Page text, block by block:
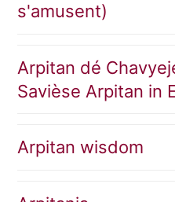
s'amusent)
Arpitan dé
Savièse Arpitan in
Arpitan wisdom